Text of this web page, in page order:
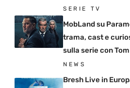
SERIE TV
MobLand su
trama, cast e
sulla serie con
NEWS
Bresh Live in